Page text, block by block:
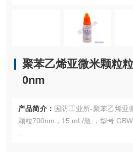
聚苯乙烯亚微米颗粒
0nm
产品简介： 国防工业所-聚苯乙烯亚
颗粒700nm，15 mL/瓶 ，型号